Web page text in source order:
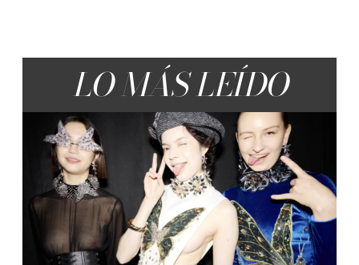
LO MÁS LEÍDO